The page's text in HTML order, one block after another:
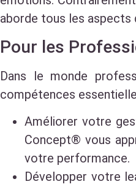
aborde tous les
Pour les
Dans le monde
compétences
Améliorer votre
Concept® vous
votre performance.
Développer votre